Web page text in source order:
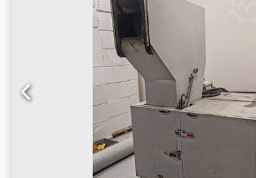
Aplicación: Trituración de todo tipo de
POM, PA6, PE, PP, PG y PET. La planta
de corte con cintas y un búnker de
introduce en el búnker a través de una
alimentación. Búnker 20M2 V2A
motorreductor 7,5 kW. El transportador
activado por el sistema de control del
Volumen del búnker aprox. 20 m³,
AltoxAnchoxProfundidad: